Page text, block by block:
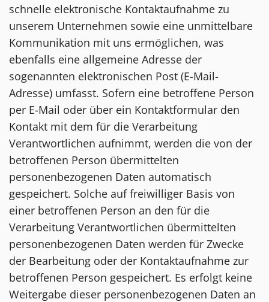
schnelle elektronische Kontaktaufnahme zu
unserem Unternehmen sowie eine unmittelbare
Kommunikation mit uns ermöglichen, was
ebenfalls eine allgemeine Adresse der
sogenannten elektronischen Post (E-Mail-
Adresse) umfasst. Sofern eine betroffene Person
per E-Mail oder über ein Kontaktformular den
Kontakt mit dem für die Verarbeitung
Verantwortlichen aufnimmt, werden die von der
betroffenen Person übermittelten
personenbezogenen Daten automatisch
gespeichert. Solche auf freiwilliger Basis von
einer betroffenen Person an den für die
Verarbeitung Verantwortlichen übermittelten
personenbezogenen Daten werden für Zwecke
der Bearbeitung oder der Kontaktaufnahme zur
betroffenen Person gespeichert. Es erfolgt keine
Weitergabe dieser personenbezogenen Daten an